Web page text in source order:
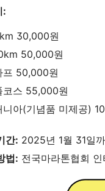
:
30,000원
50,000원
프 50,000원
코스 55,000원
니아(기념품 미제공)
간: 2025년 1월 31일
법: 전국마라톤협회